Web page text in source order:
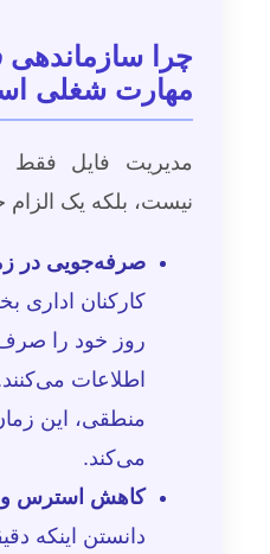
چرا سازماندهی
مهارت شغلی
مدیریت فایل
نیست، بلکه یک
صرفه‌جویی در
کارکنان اداری
روز خود را
اطلاعات
منطقی، این
می‌کند.
کاهش استرس و
دانستن اینکه